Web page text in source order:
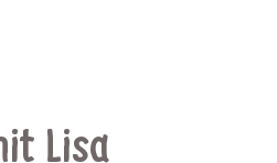
Lisa